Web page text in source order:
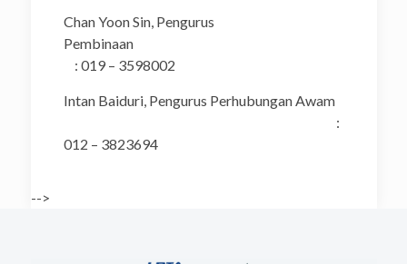
Chan Yoon Sin, Pengurus
: 019 – 3598002
Intan Baiduri, Pengurus Perhubungan Awam
:
012 – 3823694
-->